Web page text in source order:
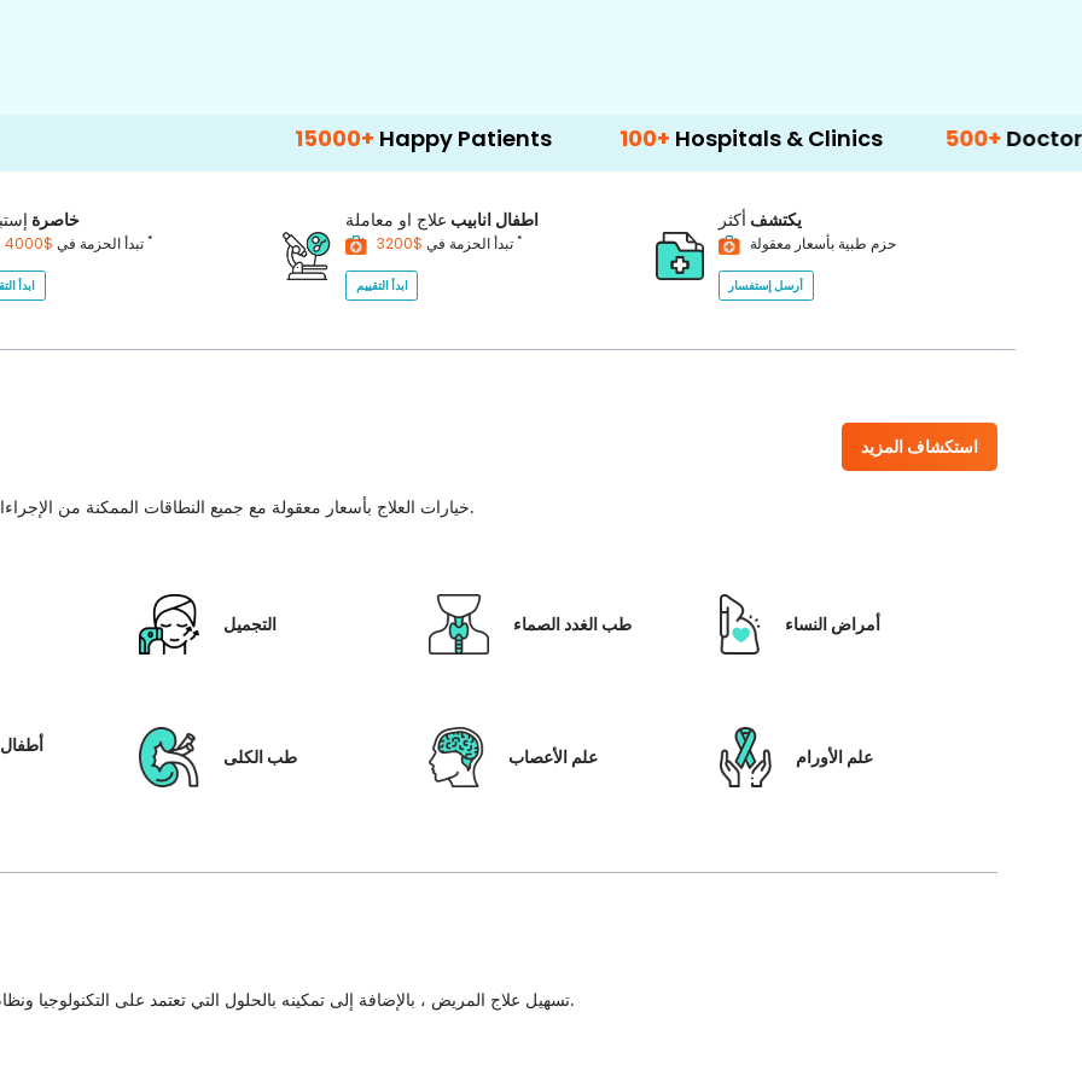
Happy Patients 100+Hospitals & Clinics 500+Doctors &
خاصرة
تبدأ الحزمة في$4000 *
ابدأ
اطفال انابيب علاج او معاملة
تبدأ الحزمة في *
ابدأ التقييم
يكتشف أكثر
حزم طبية بأسعار معقولة
أرسل إستفسار
استكشاف المزيد
خيارات العلاج بأسعار معقولة مع جميع النطاقات الممكنة من الإجراءات الطبية للاختيار من بينها مع أفضل جودة للرعاية الصحية في البلاد.
التجميل طب الغدد الصماء أمراض النساء
أطفال طب الكلى علم الأعصاب علم الأورام
تسهيل علاج المريض ، بالإضافة إلى تمكينه بالحلول التي تعتمد على التكنولوجيا ونظام رعاية المرضى والشفافية في كل خطوة من خطوات رحلة العلاج.